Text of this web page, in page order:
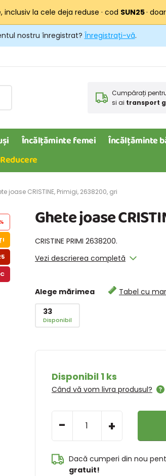
la cele deja reduse · cod SUN25·
nostru înregistrat? Înregistrați-vă.
Cumpărați
si ai transport
Încălțăminte femei Încălțăminte
Reducere
joase CRISTINE, Primigi, 2638200, gri
Ghete joase
CRISTINE PRIMI 2638200.
Vezi descrierea completă
Alege mărimea
Tabel cu
33
Disponibil
Disponibil 1 ks
Când vă vom livra produsul?
- +
Dacă cumperi din nou
gratuit!